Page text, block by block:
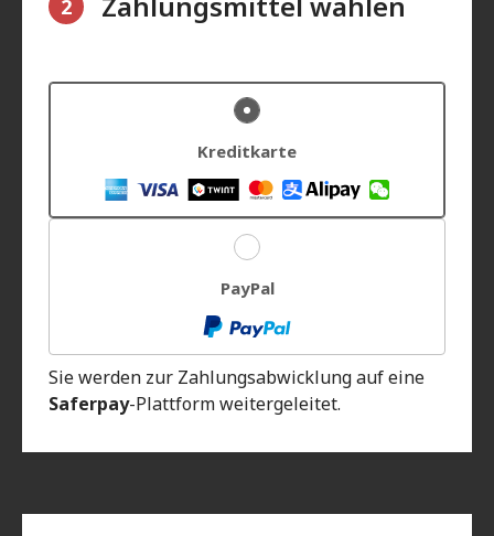
2
Kreditkarte
PayPal
Sie werden zur Zahlungsabwicklung auf eine
Saferpay-Plattform weitergeleitet.